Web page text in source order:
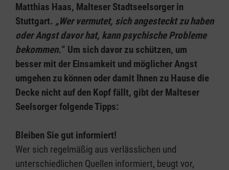
Matthias Haas, Malteser Stadtseelsorger in
Stuttgart. „Wer vermutet, sich angesteckt zu haben
oder Angst davor hat, kann psychische Probleme
bekommen.“Um sich davor zu schützen, um
besser mit der Einsamkeit und möglicher Angst
umgehen zu können oder damit Ihnen zu Hause die
Decke nicht auf den Kopf fällt, gibt der Malteser
Seelsorger folgende Tipps:
Bleiben Sie gut informiert!
Wer sich regelmäßig aus verlässlichen und
unterschiedlichen Quellen informiert, beugt vor,